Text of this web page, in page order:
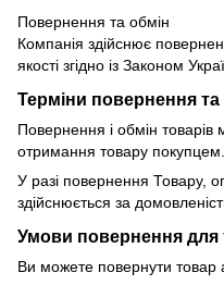
Повернення та обмін
Компанія здійснює
якості згідно із Законом
Терміни повернення та
Повернення і обмін товарів
отримання товару покупцем.
У разі повернення Товару,
здійснюється за
Умови повернення для
Ви можете повернути товар